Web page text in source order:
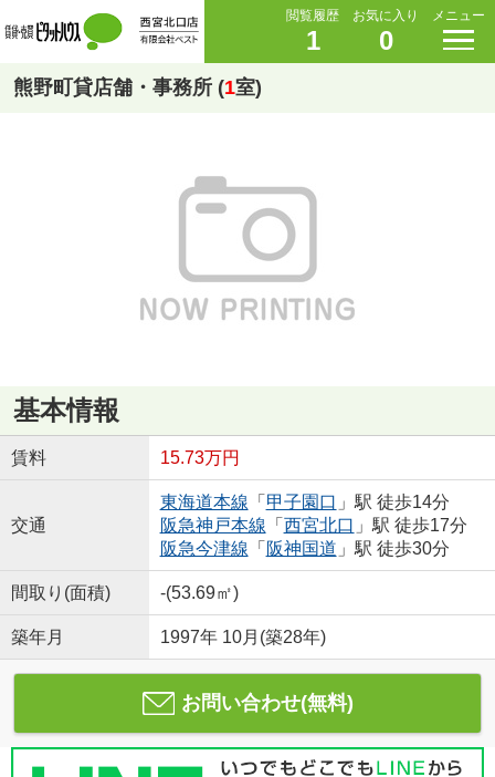
閲覧履歴
1
お気に入り
0
メニュー
熊野町貸店舗・事務所 (1室)
基本情報
賃料 15.73万円
交通
東海道本線 「 甲子園口 」駅 徒歩14分
阪急神戸本線 「 西宮北口 」駅 徒歩17分
阪急今津線 「 阪神国道 」駅 徒歩30分
間取り(面積) -(53.69㎡)
築年月 1997年 10月(築28年)
お問い合わせ(無料)